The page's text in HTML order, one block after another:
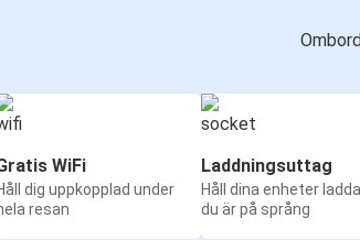
WiFi
dig uppkopplad under
resan
Laddningsuttag
Håll dina enheter
du är på språng